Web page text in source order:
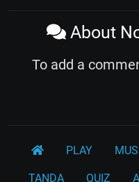
About
To add a
PLAY
TANDA QUIZ